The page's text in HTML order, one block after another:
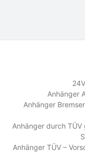
Anhänger
Anhänger
Anhänger durch
Anhänger TÜV –